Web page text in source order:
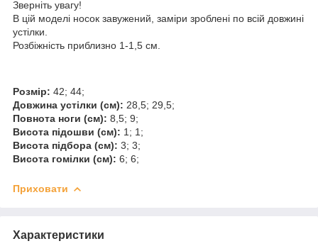
Зверніть увагу!
В цій моделі носок завужений, заміри зроблені по всій довжині
устілки.
Розбіжність приблизно 1-1,5 см.
Розмір: 42; 44;
Довжина устілки (см): 28,5; 29,5;
Повнота ноги (см): 8,5; 9;
Висота підошви (см): 1; 1;
Висота підбора (см): 3; 3;
Висота гомілки (см): 6; 6;
Приховати
Характеристики